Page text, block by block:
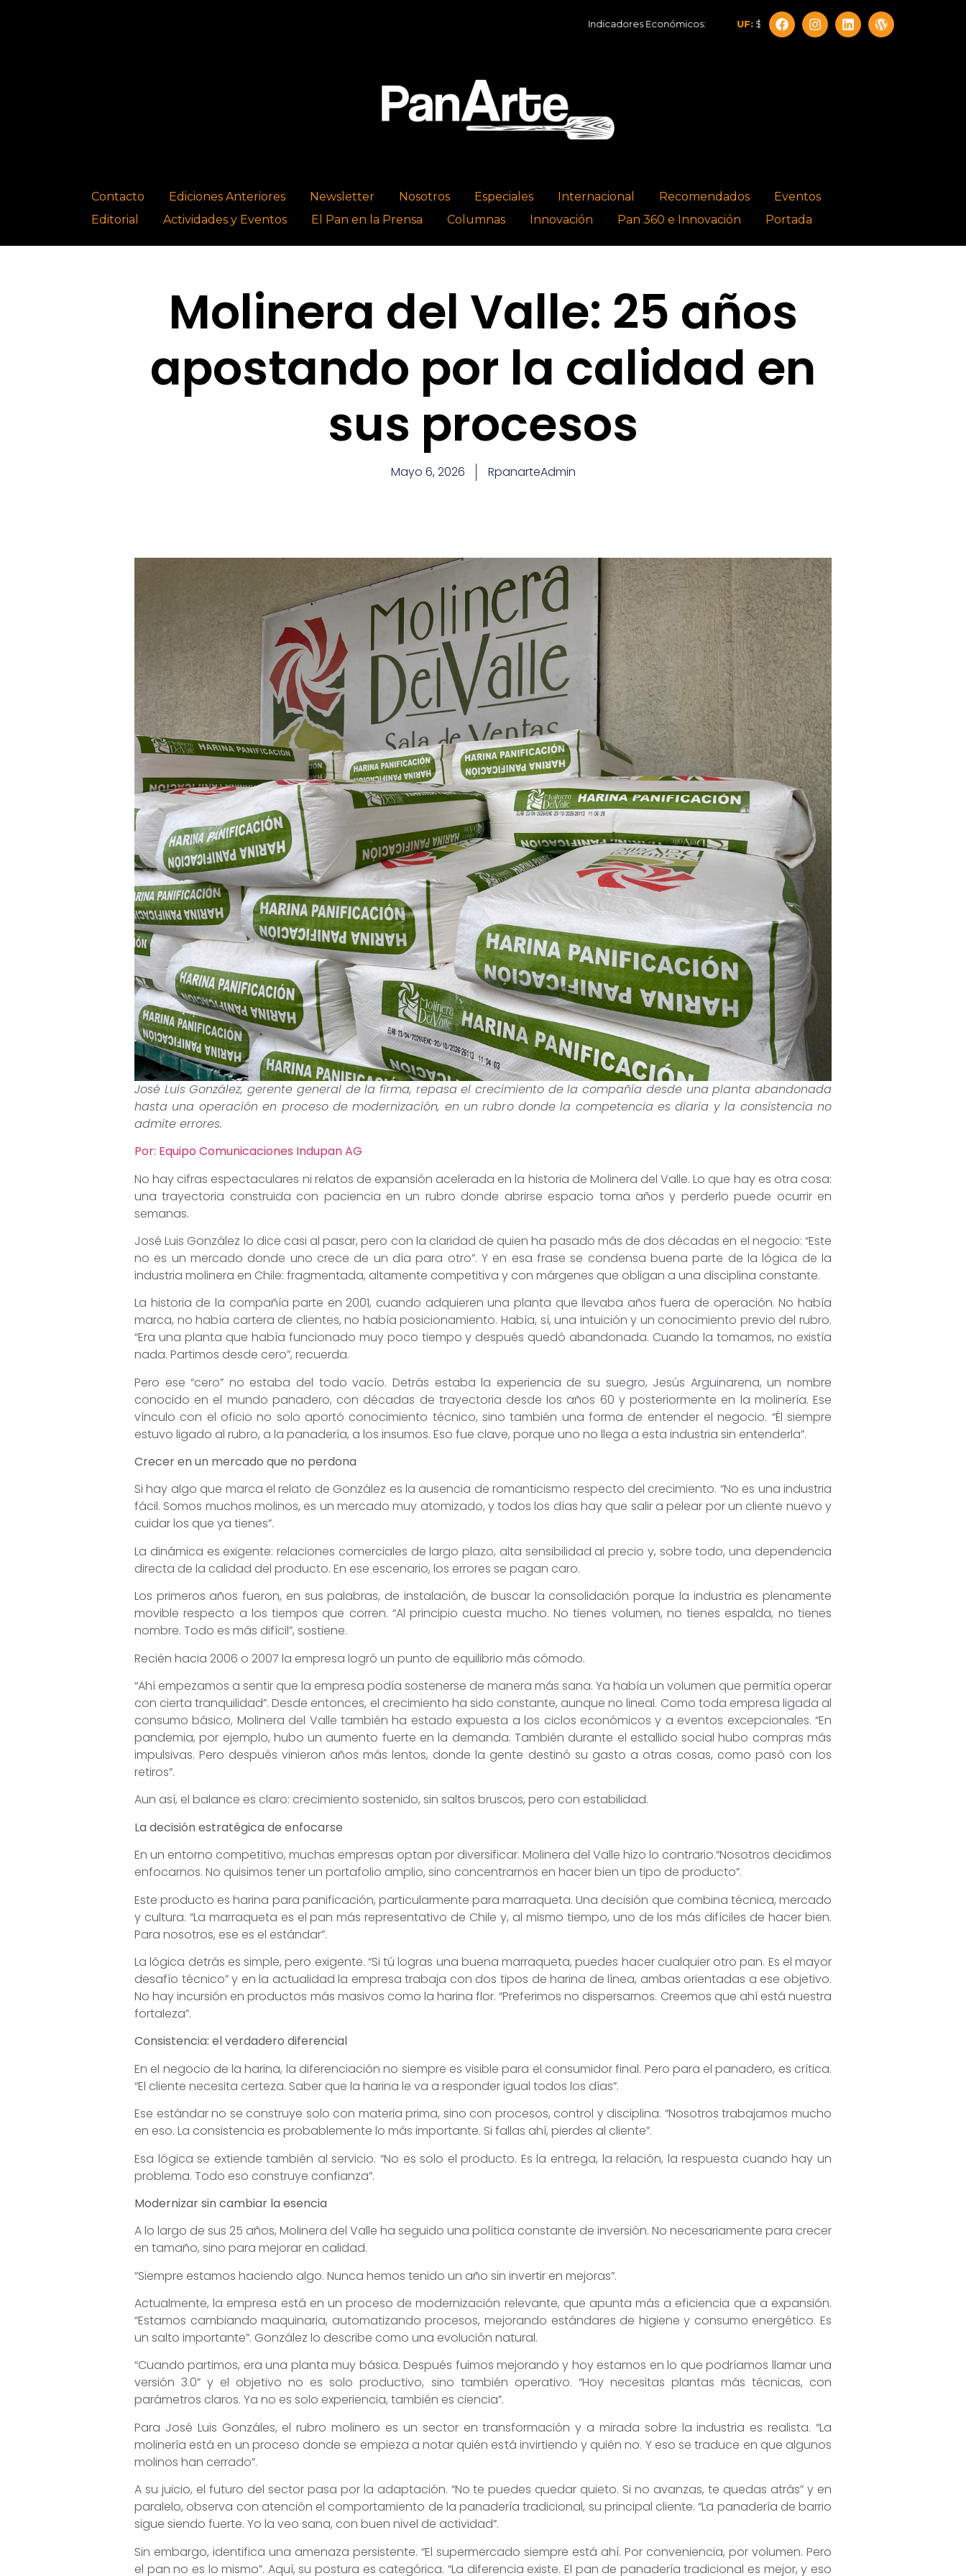
Indicadores Económicos: UF:$40.844,79 Dólar: $913,86 Euro:
Contacto Ediciones Anteriores Newsletter Nosotros Especiales Internacional Recomendados
Eventos
Editorial
Actividades y Eventos El Pan en la Prensa Columnas Innovación Pan 360 e Innovación Portada
Molinera del Valle: 25 años
apostando por la calidad en
sus procesos
Mayo 6, 2026 RpanarteAdmin
José Luis González, gerente general de la firma, repasa el crecimiento de la compañía desde una planta abandonada
hasta una operación en proceso de modernización, en un rubro donde la competencia es diaria y la consistencia no
admite errores.
Por: Equipo Comunicaciones Indupan AG
No hay cifras espectaculares ni relatos de expansión acelerada en la historia de Molinera del Valle. Lo que hay es otra cosa:
una trayectoria construida con paciencia en un rubro donde abrirse espacio toma años y perderlo puede ocurrir en
semanas.
José Luis González lo dice casi al pasar, pero con la claridad de quien ha pasado más de dos décadas en el negocio: “Este
no es un mercado donde uno crece de un día para otro”. Y en esa frase se condensa buena parte de la lógica de la
industria molinera en Chile: fragmentada, altamente competitiva y con márgenes que obligan a una disciplina constante.
La historia de la compañía parte en 2001, cuando adquieren una planta que llevaba años fuera de operación. No había
marca, no había cartera de clientes, no había posicionamiento. Había, sí, una intuición y un conocimiento previo del rubro.
“Era una planta que había funcionado muy poco tiempo y después quedó abandonada. Cuando la tomamos, no existía
nada. Partimos desde cero”, recuerda.
Pero ese “cero” no estaba del todo vacío. Detrás estaba la experiencia de su suegro, Jesús Arguinarena, un nombre
conocido en el mundo panadero, con décadas de trayectoria desde los años 60 y posteriormente en la molinería. Ese
vínculo con el oficio no solo aportó conocimiento técnico, sino también una forma de entender el negocio. “Él siempre
estuvo ligado al rubro, a la panadería, a los insumos. Eso fue clave, porque uno no llega a esta industria sin entenderla”.
Crecer en un mercado que no perdona
Si hay algo que marca el relato de González es la ausencia de romanticismo respecto del crecimiento. “No es una industria
fácil. Somos muchos molinos, es un mercado muy atomizado, y todos los días hay que salir a pelear por un cliente nuevo y
cuidar los que ya tienes”.
La dinámica es exigente: relaciones comerciales de largo plazo, alta sensibilidad al precio y, sobre todo, una dependencia
directa de la calidad del producto. En ese escenario, los errores se pagan caro.
Los primeros años fueron, en sus palabras, de instalación, de buscar la consolidación porque la industria es plenamente
movible respecto a los tiempos que corren. “Al principio cuesta mucho. No tienes volumen, no tienes espalda, no tienes
nombre. Todo es más difícil”, sostiene.
Recién hacia 2006 o 2007 la empresa logró un punto de equilibrio más cómodo.
“Ahí empezamos a sentir que la empresa podía sostenerse de manera más sana. Ya había un volumen que permitía operar
con cierta tranquilidad”. Desde entonces, el crecimiento ha sido constante, aunque no lineal. Como toda empresa ligada al
consumo básico, Molinera del Valle también ha estado expuesta a los ciclos económicos y a eventos excepcionales. “En
pandemia, por ejemplo, hubo un aumento fuerte en la demanda. También durante el estallido social hubo compras más
impulsivas. Pero después vinieron años más lentos, donde la gente destinó su gasto a otras cosas, como pasó con los
retiros”.
Aun así, el balance es claro: crecimiento sostenido, sin saltos bruscos, pero con estabilidad.
La decisión estratégica de enfocarse
En un entorno competitivo, muchas empresas optan por diversificar. Molinera del Valle hizo lo contrario.“Nosotros decidimos
enfocarnos. No quisimos tener un portafolio amplio, sino concentrarnos en hacer bien un tipo de producto”.
Este producto es harina para panificación, particularmente para marraqueta. Una decisión que combina técnica, mercado
y cultura. “La marraqueta es el pan más representativo de Chile y, al mismo tiempo, uno de los más difíciles de hacer bien.
Para nosotros, ese es el estándar”.
La lógica detrás es simple, pero exigente. “Si tú logras una buena marraqueta, puedes hacer cualquier otro pan. Es el mayor
desafío técnico” y en la actualidad la empresa trabaja con dos tipos de harina de línea, ambas orientadas a ese objetivo.
No hay incursión en productos más masivos como la harina flor. “Preferimos no dispersarnos. Creemos que ahí está nuestra
fortaleza”.
Consistencia: el verdadero diferencial
En el negocio de la harina, la diferenciación no siempre es visible para el consumidor final. Pero para el panadero, es crítica.
“El cliente necesita certeza. Saber que la harina le va a responder igual todos los días”.
Ese estándar no se construye solo con materia prima, sino con procesos, control y disciplina. “Nosotros trabajamos mucho
en eso. La consistencia es probablemente lo más importante. Si fallas ahí, pierdes al cliente”.
Esa lógica se extiende también al servicio. “No es solo el producto. Es la entrega, la relación, la respuesta cuando hay un
problema. Todo eso construye confianza”.
Modernizar sin cambiar la esencia
A lo largo de sus 25 años, Molinera del Valle ha seguido una política constante de inversión. No necesariamente para crecer
en tamaño, sino para mejorar en calidad.
“Siempre estamos haciendo algo. Nunca hemos tenido un año sin invertir en mejoras”.
Actualmente, la empresa está en un proceso de modernización relevante, que apunta más a eficiencia que a expansión.
“Estamos cambiando maquinaria, automatizando procesos, mejorando estándares de higiene y consumo energético. Es
un salto importante”. González lo describe como una evolución natural.
“Cuando partimos, era una planta muy básica. Después fuimos mejorando y hoy estamos en lo que podríamos llamar una
versión 3.0” y el objetivo no es solo productivo, sino también operativo. “Hoy necesitas plantas más técnicas, con
parámetros claros. Ya no es solo experiencia, también es ciencia”.
Para José Luis Gonzáles, el rubro molinero es un sector en transformación y a mirada sobre la industria es realista. “La
molinería está en un proceso donde se empieza a notar quién está invirtiendo y quién no. Y eso se traduce en que algunos
molinos han cerrado”.
A su juicio, el futuro del sector pasa por la adaptación. “No te puedes quedar quieto. Si no avanzas, te quedas atrás” y en
paralelo, observa con atención el comportamiento de la panadería tradicional, su principal cliente. “La panadería de barrio
sigue siendo fuerte. Yo la veo sana, con buen nivel de actividad”.
Sin embargo, identifica una amenaza persistente. “El supermercado siempre está ahí. Por conveniencia, por volumen. Pero
el pan no es lo mismo”. Aquí, su postura es categórica. “La diferencia existe. El pan de panadería tradicional es mejor, y eso